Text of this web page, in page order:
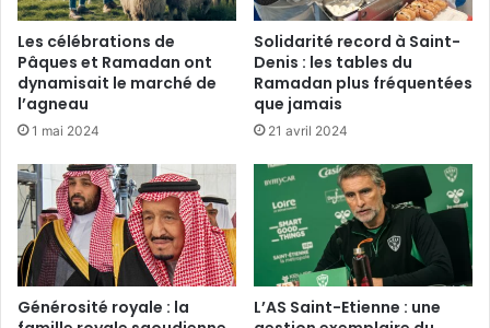
Les célébrations de
Pâques et Ramadan ont
dynamisait le marché de
l’agneau
1 mai 2024
Solidarité record à Saint-
Denis : les tables du
Ramadan plus fréquentées
que jamais
21 avril 2024
Générosité royale : la
L’AS Saint-Etienne : une